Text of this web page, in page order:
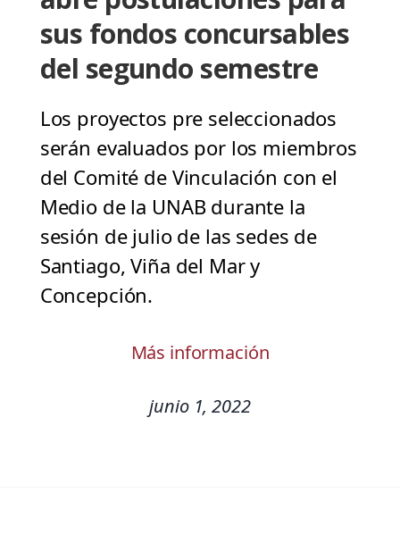
sus fondos concursables
del segundo semestre
Los proyectos pre seleccionados
serán evaluados por los miembros
del Comité de Vinculación con el
Medio de la UNAB durante la
sesión de julio de las sedes de
Santiago, Viña del Mar y
Concepción.
Más información
junio 1, 2022